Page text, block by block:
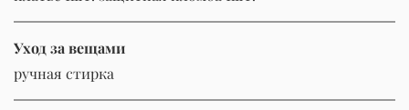
Уход за вещами
ручная стирка